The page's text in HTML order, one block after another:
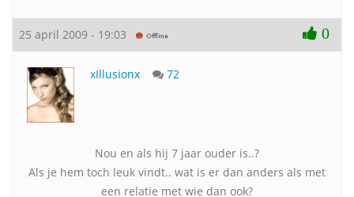
25 april 2009 - 19:03 0
xIllusionx 72
Nou en als hij 7 jaar ouder is..?
Als je hem toch leuk vindt.. wat is er dan anders als met
een relatie met wie dan ook?